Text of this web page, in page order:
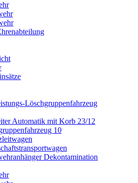
Löschgruppenfahrzeug
Automatik mit Korb 23/12
10
Dekontamination